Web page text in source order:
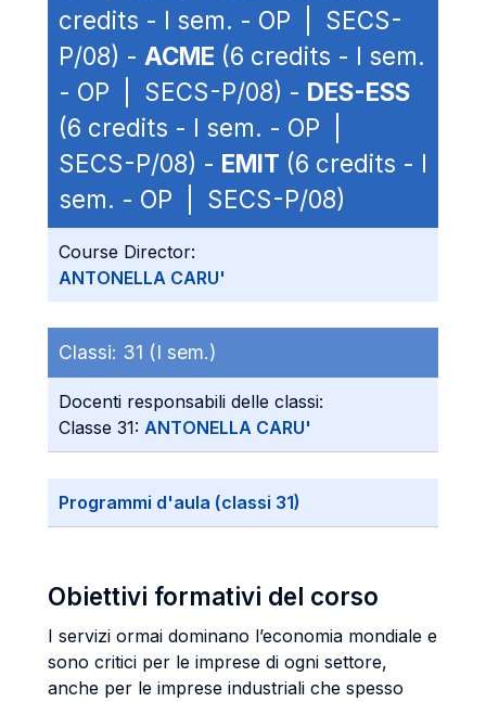
credits - I sem. - OP | SECS-
P/08) - ACME (6 credits - I sem.
- OP | SECS-P/08) - DES-ESS
(6 credits - I sem. - OP |
SECS-P/08) - EMIT (6 credits - I
sem. - OP | SECS-P/08)
Course Director:
ANTONELLA CARU'
Classi: 31 (I sem.)
Docenti responsabili delle classi:
Classe 31: ANTONELLA CARU'
Programmi d'aula (classi 31)
Obiettivi formativi del corso
I servizi ormai dominano l’economia mondiale e
sono critici per le imprese di ogni settore,
anche per le imprese industriali che spesso